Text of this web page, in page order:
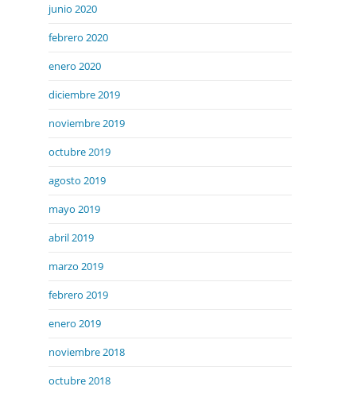
junio 2020
febrero 2020
enero 2020
diciembre 2019
noviembre 2019
octubre 2019
agosto 2019
mayo 2019
abril 2019
marzo 2019
febrero 2019
enero 2019
noviembre 2018
octubre 2018